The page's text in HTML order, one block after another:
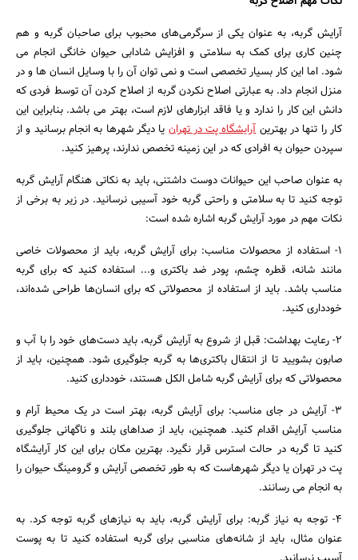
جستجو
آرایش گربه، به عنوان یکی از سرگرمی‌های محبوب برای صاحبان گربه و هم
چنین کاری برای کمک به سلامتی و افزایش شادابی حیوان خانگی انجام می
شود. اما این کار بسیار تخصصی است و نمی توان آن را با وسایل انسان ها و در
منزل انجام داد. به عبارتی اصلاح نکردن گربه از اصلاح کردن آن توسط فردی که
دانش این کار را ندارد و یا فاقد ابزارهای لازم است، بهتر می باشد. بنابراین این
کار را تنها در بهترینآرایشگاه پت در تهران یا دیگر شهرها به انجام برسانید و از
سپردن حیوان به افرادی که در این زمینه تخصص ندارند، پرهیز کنید.
به عنوان صاحب این حیوانات دوست داشتنی، باید به نکاتی هنگام آرایش گربه
توجه کنید تا به سلامتی و راحتی گربه خود آسیبی نرسانید. در زیر به برخی از
نکات مهم در مورد آرایش گربه اشاره شده است:
1- استفاده از محصولات مناسب: برای آرایش گربه، باید از محصولات خاصی
مانند شانه، قطره چشم، پودر ضد باکتری و... استفاده کنید که برای گربه
مناسب باشد. باید از استفاده از محصولاتی که برای انسان‌ها طراحی شده‌اند،
خودداری کنید.
2- رعایت بهداشت: قبل از شروع به آرایش گربه، باید دست‌های خود را با آب و
صابون بشویید تا از انتقال باکتری‌ها به گربه جلوگیری شود. همچنین، باید از
محصولاتی که برای آرایش گربه شامل الکل هستند، خودداری کنید.
3- آرایش در جای مناسب: برای آرایش گربه، بهتر است در یک محیط آرام و
مناسب آرایش اقدام کنید. همچنین، باید از صداهای بلند و ناگهانی جلوگیری
کنید تا گربه در حالت استرس قرار نگیرد. بهترین مکان برای این کار آرایشگاه
پت در تهران یا دیگر شهرهاست که به طور تخصصی آرایش و گرومینگ حیوان را
به انجام می رسانند.
4- توجه به نیاز گربه: برای آرایش گربه، باید به نیازهای گربه توجه کرد. به
عنوان مثال، باید از شانه‌های مناسبی برای گربه استفاده کنید تا به پوست